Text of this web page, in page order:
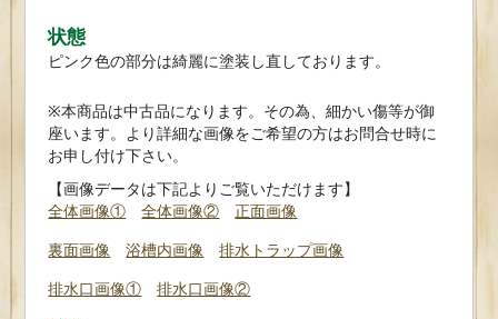
状態
ピンク色の部分は綺麗に塗装し直しております。
※本商品は中古品になります。その為、細かい傷等が御
座います。より詳細な画像をご希望の方はお問合せ時に
お申し付け下さい。
【画像データは下記よりご覧いただけます】
全体画像①
全体画像②
正面画像
裏面画像
浴槽内画像
排水トラップ画像
排水口画像①
排水口画像②